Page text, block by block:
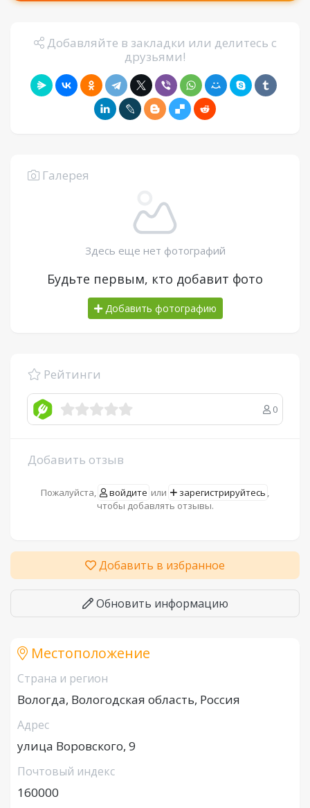
Добавляйте в закладки или делитесь с
друзьями!
Галерея
Здесь еще нет фотографий
Будьте первым, кто добавит фото
Добавить фотографию
Рейтинги
0
Добавить отзыв
Пожалуйста, войдите или зарегистрируйтесь ,
чтобы добавлять отзывы.
Добавить в избранное
Обновить информацию
Местоположение
Страна и регион
Вологда, Вологодская область, Россия
Адрес
улица Воровского, 9
Почтовый индекс
160000